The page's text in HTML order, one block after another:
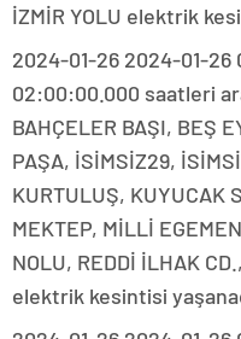
İZMİR YOLU elektrik
2024-01-26 2024-01-
02:00:00.000 saatleri
BAHÇELER BAŞI, BEŞ
PAŞA, İSİMSİZ29,
KURTULUŞ, KUYUCAK
MEKTEP, MİLLİ
NOLU, REDDİ İLHAK
elektrik kesintisi